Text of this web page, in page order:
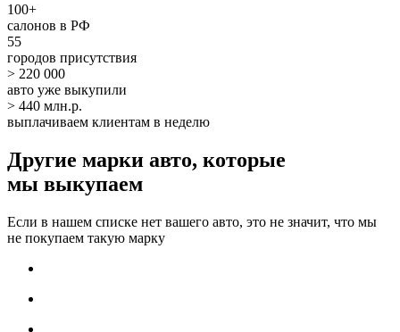
100+
салонов в РФ
55
городов присутствия
> 220 000
авто уже выкупили
> 440 млн.р.
выплачиваем клиентам в неделю
Другие марки авто, которые
мы выкупаем
Если в нашем списке нет вашего авто, это не значит, что мы
не покупаем такую марку